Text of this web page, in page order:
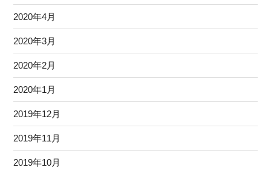
2020年4月
2020年3月
2020年2月
2020年1月
2019年12月
2019年11月
2019年10月